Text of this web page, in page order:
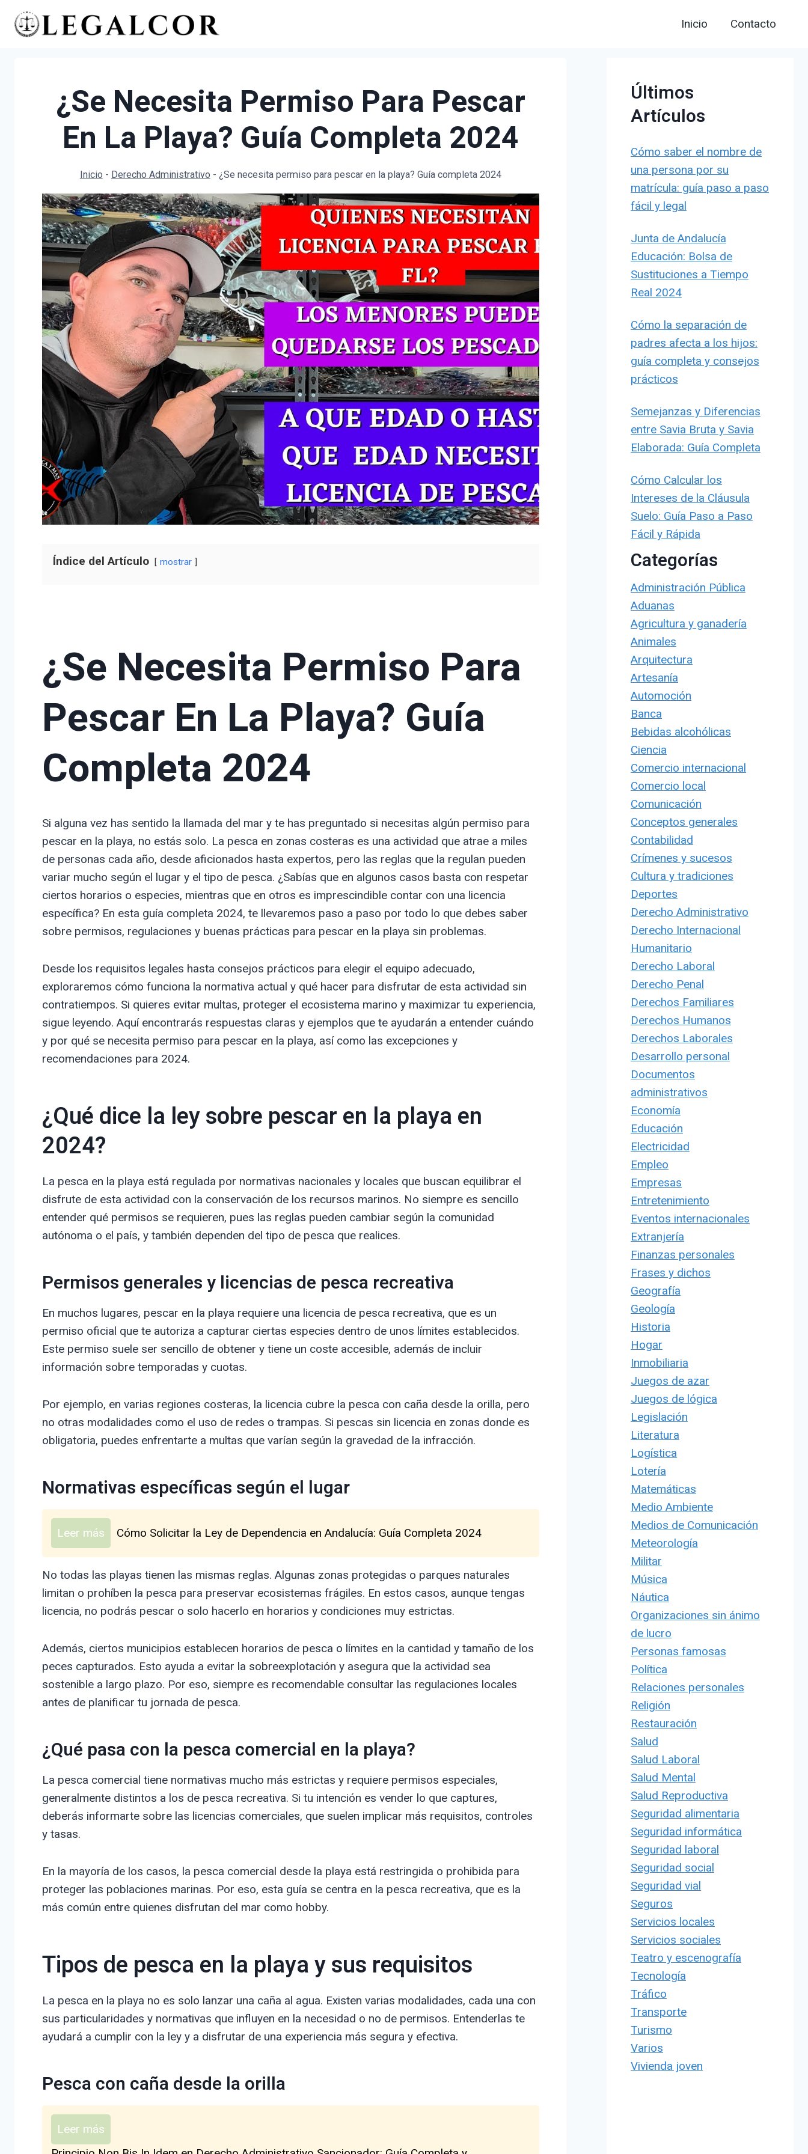
Saltar
Inicio Contacto
¿Se Necesita Permiso Para Pescar
En La Playa? Guía Completa 2024
Inicio - Derecho Administrativo - ¿Se necesita permiso para pescar en la playa? Guía completa 2024
Índice del Artículo mostrar
¿Se Necesita Permiso Para
Pescar En La Playa? Guía
Completa 2024
Si alguna vez has sentido la llamada del mar y te has preguntado si necesitas algún permiso para
pescar en la playa, no estás solo. La pesca en zonas costeras es una actividad que atrae a miles
de personas cada año, desde aficionados hasta expertos, pero las reglas que la regulan pueden
variar mucho según el lugar y el tipo de pesca. ¿Sabías que en algunos casos basta con respetar
ciertos horarios o especies, mientras que en otros es imprescindible contar con una licencia
específica? En esta guía completa 2024, te llevaremos paso a paso por todo lo que debes saber
sobre permisos, regulaciones y buenas prácticas para pescar en la playa sin problemas.
Desde los requisitos legales hasta consejos prácticos para elegir el equipo adecuado,
exploraremos cómo funciona la normativa actual y qué hacer para disfrutar de esta actividad sin
contratiempos. Si quieres evitar multas, proteger el ecosistema marino y maximizar tu experiencia,
sigue leyendo. Aquí encontrarás respuestas claras y ejemplos que te ayudarán a entender cuándo
y por qué se necesita permiso para pescar en la playa, así como las excepciones y
recomendaciones para 2024.
¿Qué dice la ley sobre pescar en la playa en
2024?
La pesca en la playa está regulada por normativas nacionales y locales que buscan equilibrar el
disfrute de esta actividad con la conservación de los recursos marinos. No siempre es sencillo
entender qué permisos se requieren, pues las reglas pueden cambiar según la comunidad
autónoma o el país, y también dependen del tipo de pesca que realices.
Permisos generales y licencias de pesca recreativa
En muchos lugares, pescar en la playa requiere una licencia de pesca recreativa, que es un
permiso oficial que te autoriza a capturar ciertas especies dentro de unos límites establecidos.
Este permiso suele ser sencillo de obtener y tiene un coste accesible, además de incluir
información sobre temporadas y cuotas.
Por ejemplo, en varias regiones costeras, la licencia cubre la pesca con caña desde la orilla, pero
no otras modalidades como el uso de redes o trampas. Si pescas sin licencia en zonas donde es
obligatoria, puedes enfrentarte a multas que varían según la gravedad de la infracción.
Normativas específicas según el lugar
Leer más Cómo Solicitar la Ley de Dependencia en Andalucía: Guía Completa 2024
No todas las playas tienen las mismas reglas. Algunas zonas protegidas o parques naturales
limitan o prohíben la pesca para preservar ecosistemas frágiles. En estos casos, aunque tengas
licencia, no podrás pescar o solo hacerlo en horarios y condiciones muy estrictas.
Además, ciertos municipios establecen horarios de pesca o límites en la cantidad y tamaño de los
peces capturados. Esto ayuda a evitar la sobreexplotación y asegura que la actividad sea
sostenible a largo plazo. Por eso, siempre es recomendable consultar las regulaciones locales
antes de planificar tu jornada de pesca.
¿Qué pasa con la pesca comercial en la playa?
La pesca comercial tiene normativas mucho más estrictas y requiere permisos especiales,
generalmente distintos a los de pesca recreativa. Si tu intención es vender lo que captures,
deberás informarte sobre las licencias comerciales, que suelen implicar más requisitos, controles
y tasas.
En la mayoría de los casos, la pesca comercial desde la playa está restringida o prohibida para
proteger las poblaciones marinas. Por eso, esta guía se centra en la pesca recreativa, que es la
más común entre quienes disfrutan del mar como hobby.
Tipos de pesca en la playa y sus requisitos
La pesca en la playa no es solo lanzar una caña al agua. Existen varias modalidades, cada una con
sus particularidades y normativas que influyen en la necesidad o no de permisos. Entenderlas te
ayudará a cumplir con la ley y a disfrutar de una experiencia más segura y efectiva.
Pesca con caña desde la orilla
Leer más
Últimos
Artículos
Cómo saber el nombre de
una persona por su
matrícula: guía paso a paso
fácil y legal
Junta de Andalucía
Educación: Bolsa de
Sustituciones a Tiempo
Real 2024
Cómo la separación de
padres afecta a los hijos:
guía completa y consejos
prácticos
Semejanzas y Diferencias
entre Savia Bruta y Savia
Elaborada: Guía Completa
Cómo Calcular los
Intereses de la Cláusula
Suelo: Guía Paso a Paso
Fácil y Rápida
Categorías
Administración Pública
Aduanas
Agricultura y ganadería
Animales
Arquitectura
Artesanía
Automoción
Banca
Bebidas alcohólicas
Ciencia
Comercio internacional
Comercio local
Comunicación
Conceptos generales
Contabilidad
Crímenes y sucesos
Cultura y tradiciones
Deportes
Derecho Administrativo
Derecho Internacional
Humanitario
Derecho Laboral
Derecho Penal
Derechos Familiares
Derechos Humanos
Derechos Laborales
Desarrollo personal
Documentos
administrativos
Economía
Educación
Electricidad
Empleo
Empresas
Entretenimiento
Eventos internacionales
Extranjería
Finanzas personales
Frases y dichos
Geografía
Geología
Historia
Hogar
Inmobiliaria
Juegos de azar
Juegos de lógica
Legislación
Literatura
Logística
Lotería
Matemáticas
Medio Ambiente
Medios de Comunicación
Meteorología
Militar
Música
Náutica
Organizaciones sin ánimo
de lucro
Personas famosas
Política
Relaciones personales
Religión
Restauración
Salud
Salud Laboral
Salud Mental
Salud Reproductiva
Seguridad alimentaria
Seguridad informática
Seguridad laboral
Seguridad social
Seguridad vial
Seguros
Servicios locales
Servicios sociales
Teatro y escenografía
Tecnología
Tráfico
Transporte
Turismo
Varios
Vivienda joven